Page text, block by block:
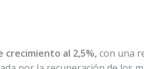
crecimiento al 2,5%, con una